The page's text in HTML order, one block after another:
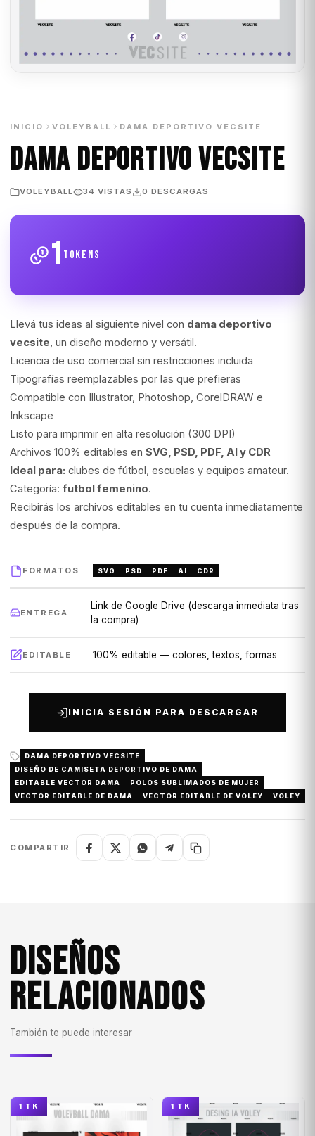
INICIO VOLEYBALL DAMA DEPORTIVO VECSITE
DAMA DEPORTIVO VECSITE
VOLEYBALL 34 VISTAS 0 DESCARGAS
1 tokens
Llevá tus ideas al siguiente nivel con dama deportivo
vecsite, un diseño moderno y versátil.
Licencia de uso comercial sin restricciones incluida
Tipografías reemplazables por las que prefieras
Compatible con Illustrator, Photoshop, CorelDRAW e
Inkscape
Listo para imprimir en alta resolución (300 DPI)
Archivos 100% editables en SVG, PSD, PDF, AI y CDR
Ideal para: clubes de fútbol, escuelas y equipos amateur.
Categoría: futbol femenino.
Recibirás los archivos editables en tu cuenta inmediatamente
después de la compra.
FORMATOS SVG PSD PDF AI CDR
ENTREGA
Link de Google Drive (descarga inmediata tras
la compra)
EDITABLE 100% editable — colores, textos, formas
INICIA SESIÓN PARA DESCARGAR
DAMA DEPORTIVO VECSITE
DISEÑO DE CAMISETA DEPORTIVO DE DAMA
EDITABLE VECTOR DAMA
POLOS SUBLIMADOS DE MUJER
VECTOR EDITABLE DE DAMA
VECTOR EDITABLE DE VOLEY VOLEY
COMPARTIR
DISEÑOS
RELACIONADOS
También te puede interesar
1 TK 1 TK